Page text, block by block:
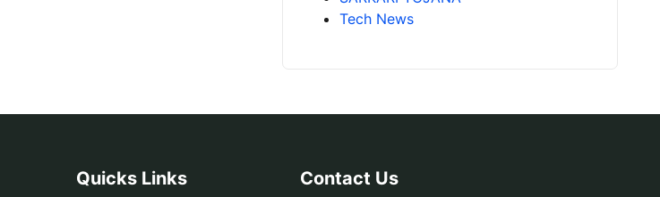
Tech News
Quicks Links Contact Us